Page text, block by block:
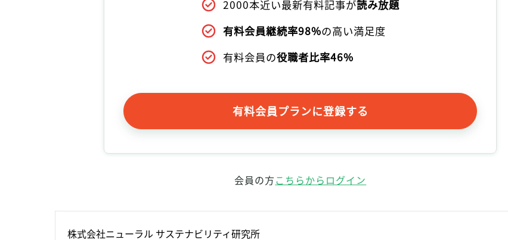
2000本近い最新有料記事が読み放題
有料会員継続率98%の高い満足度
有料会員の役職者比率46%
有料会員プランに登録する
会員の方こちらからログイン
株式会社ニューラル サステナビリティ研究所